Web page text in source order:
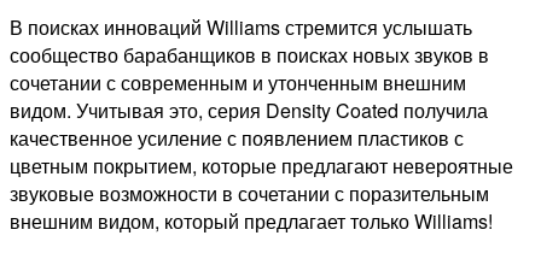
В поисках инноваций Williams стремится услышать
сообщество барабанщиков в поисках новых звуков в
сочетании с современным и утонченным внешним
видом. Учитывая это, серия Density Coated получила
качественное усиление с появлением пластиков с
цветным покрытием, которые предлагают невероятные
звуковые возможности в сочетании с поразительным
внешним видом, который предлагает только Williams!